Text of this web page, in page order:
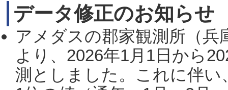
データ修正のお知らせ
アメダスの郡家観測所（
より、2026年1月1日から
測としました。これに伴い